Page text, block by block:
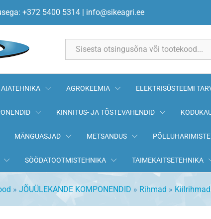
+372 5400 5314 | info@sikeagri.ee
AIATEHNIKA AGROKEEMIA ELEKTRISÜSTEEMI
KINNITUS- JA TÕSTEVAHENDID
MÄNGUASJAD METSANDUS
SÖÖDATOOTMISTEHNIKA TAIMEKAITSETEHNIKA
» JÕUÜLEKANDE KOMPONENDID » Rihmad » Kiilrihmad
A1430Lw 13x1400Li A55 OPTIBELT